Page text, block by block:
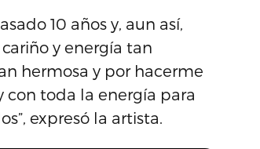
10 años y, aun así,
y energía tan
hermosa y por hacerme
con toda la energía para
expresó la artista.